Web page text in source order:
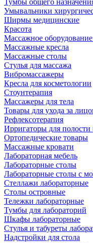
Тумбы общего
Умывальники
Ширмы медицинские
Красота
Массажное
Массажные кресла
Массажные столы
Стулья для массажа
Вибромассажеры
Кресла для косметологии
Стоунтерапия
Массажеры для тела
Товары для ухода за
Рефлексотерапия
Ирригаторы для полости
Ортопедические товары
Массажные кровати
Лабораторная мебель
Лабораторные столы
Лабораторные столы с
Стеллажи лабораторные
Столы островные
Тележки лабораторные
Тумбы для лабораторий
Шкафы лабораторные
Стулья и табуреты
Надстройки для стола